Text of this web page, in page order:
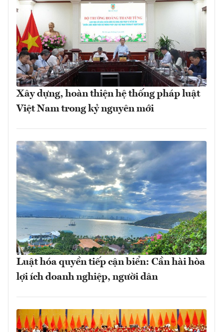
Xây dựng, hoàn thiện hệ thống pháp luật
Việt Nam trong kỷ nguyên mới
Luật hóa quyền tiếp cận biển: Cần hài hòa
lợi ích doanh nghiệp, người dân